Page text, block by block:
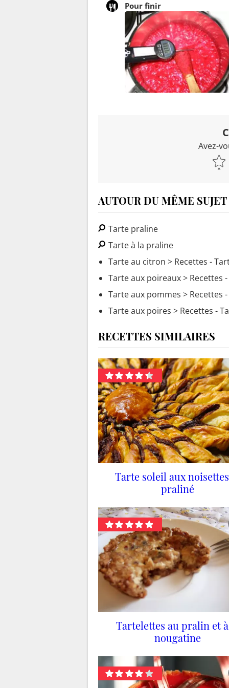
Pour finir
Avez-
AUTOUR DU MÊME SUJET
Tarte praline
Tarte à la praline
Tarte au citron > Recettes -
Tarte aux poireaux> Recettes
Tarte aux pommes > Recettes
Tarte aux poires > Recettes -
RECETTES SIMILAIRES
Tarte soleil aux
praliné
Tartelettes au pralin et
nougatine